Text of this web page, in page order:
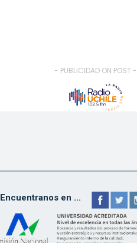
- PUBLICIDAD ON POST -
Encuentranos en ...